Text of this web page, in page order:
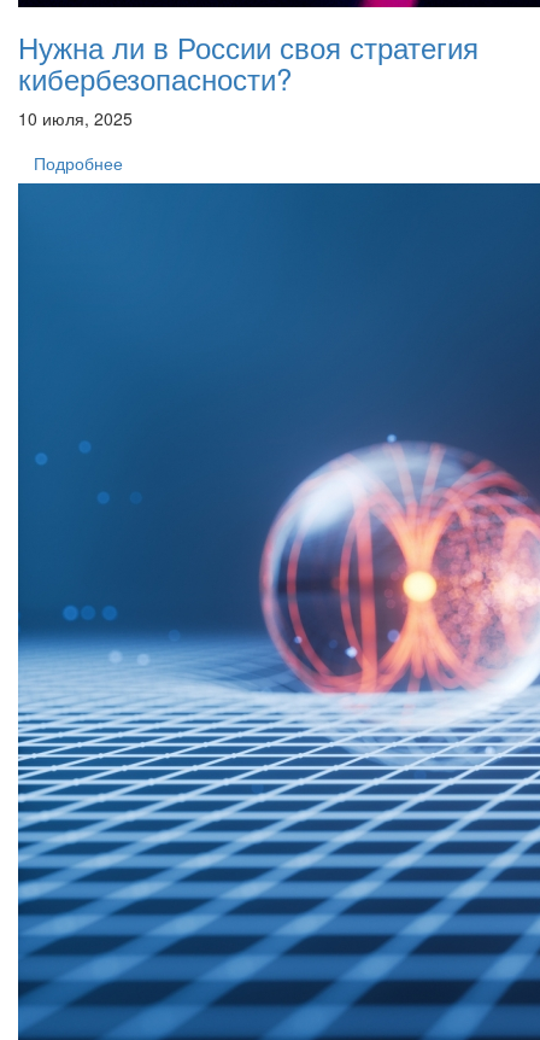
Нужна ли в России своя стратегия
кибербезопасности?
10 июля, 2025
Подробнее